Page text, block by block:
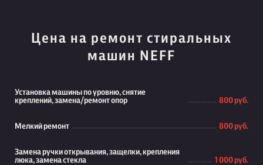
Цена на ремонт стиральных
машин NEFF
Установка машины по уровню, снятие
креплений, замена/ремонт опор
800 руб.
Мелкий ремонт 800 руб.
Замена ручки открывания, защелки, крепления
люка, замена стекла
1 000 руб.